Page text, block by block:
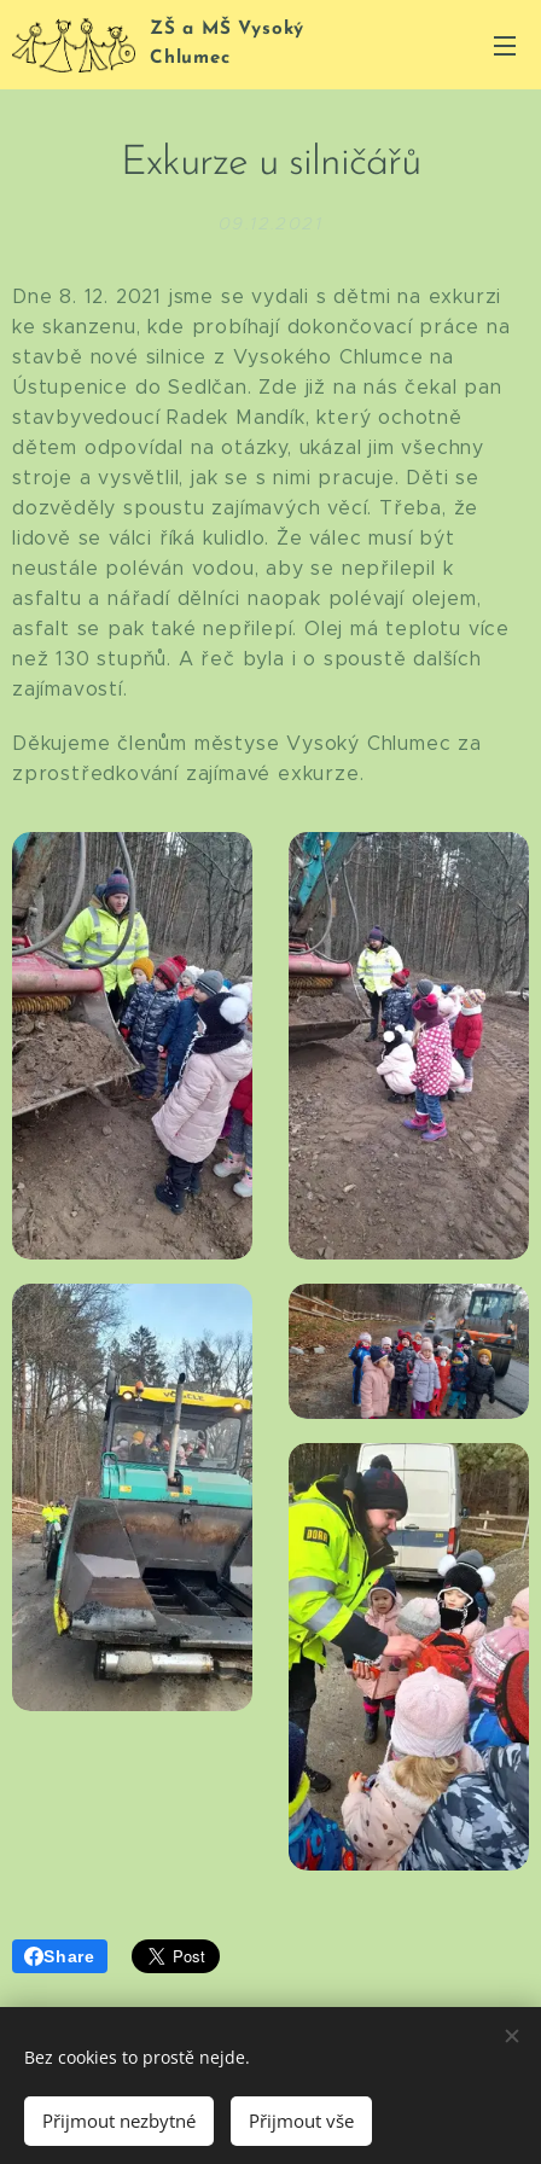
ZŠ a MŠ Vysoký
Chlumec
Exkurze u silničářů
Dne 8. 12. 2021 jsme se vydali s dětmi na exkurzi
ke skanzenu, kde probíhají dokončovací práce na
stavbě nové silnice z Vysokého Chlumce na
Ústupenice do Sedlčan. Zde již na nás čekal pan
stavbyvedoucí Radek Mandík, který ochotně
dětem odpovídal na otázky, ukázal jim všechny
stroje a vysvětlil, jak se s nimi pracuje. Děti se
dozvěděly spoustu zajímavých věcí. Třeba, že
lidově se válci říká kulidlo. Že válec musí být
neustále poléván vodou, aby se nepřilepil k
asfaltu a nářadí dělníci naopak polévají olejem,
asfalt se pak také nepřilepí. Olej má teplotu více
než 130 stupňů. A řeč byla i o spoustě dalších
zajímavostí.
Děkujeme členům městyse Vysoký Chlumec za
zprostředkování zajímavé exkurze.
Share
Poslední aktualizace: 02. 07. 2026
Vytvořeno službou
Bez cookies to prostě nejde.
Přijmout nezbytné Přijmout vše